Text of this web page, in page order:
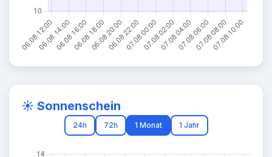
☀️ Sonnenschein
24h 72h 1 Monat 1 Jahr